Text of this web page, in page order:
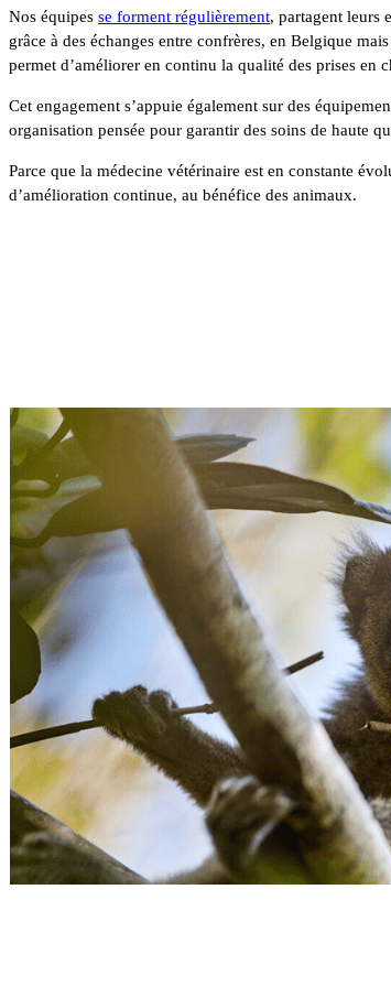
Nos équipes se forment régulièrement, partagent leurs
grâce à des échanges entre confrères, en Belgique
permet d’améliorer en continu la qualité des prises en
Cet engagement s’appuie également sur des
organisation pensée pour garantir des soins de haute
Parce que la médecine vétérinaire est en constante
d’amélioration continue, au bénéfice des animaux.